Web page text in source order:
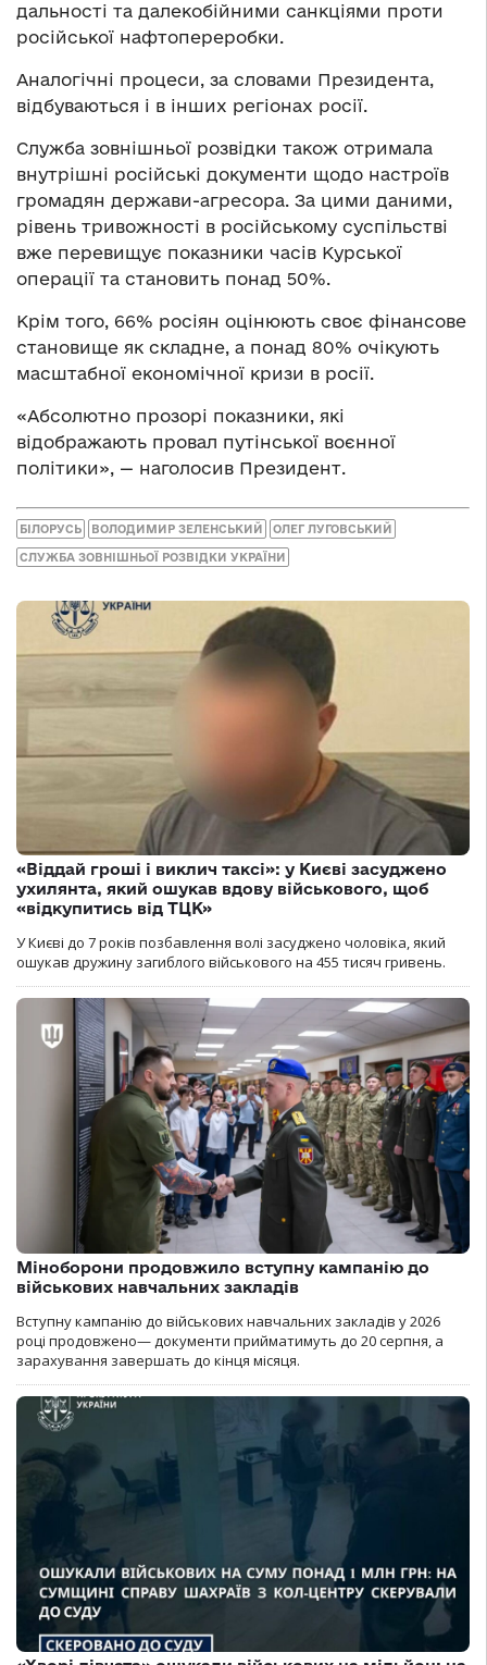
дальності та далекобійними санкціями проти
російської нафтопереробки.
Аналогічні процеси, за словами Президента,
відбуваються і в інших регіонах росії.
Служба зовнішньої розвідки також отримала
внутрішні російські документи щодо настроїв
громадян держави-агресора. За цими даними,
рівень тривожності в російському суспільстві
вже перевищує показники часів Курської
операції та становить понад 50%.
Крім того, 66% росіян оцінюють своє фінансове
становище як складне, а понад 80% очікують
масштабної економічної кризи в росії.
«Абсолютно прозорі показники, які
відображають провал путінської воєнної
політики», — наголосив Президент.
БІЛОРУСЬ ВОЛОДИМИР ЗЕЛЕНСЬКИЙ ОЛЕГ ЛУГОВСЬКИЙ
СЛУЖБА ЗОВНІШНЬОЇ РОЗВІДКИ УКРАЇНИ
«Віддай гроші і виклич таксі»: у Києві засуджено
ухилянта, який ошукав вдову військового, щоб
«відкупитись від ТЦК»
У Києві до 7 років позбавлення волі засуджено чоловіка, який
ошукав дружину загиблого військового на 455 тисяч гривень.
Міноборони продовжило вступну кампанію до
військових навчальних закладів
Вступну кампанію до військових навчальних закладів у 2026
році продовжено— документи прийматимуть до 20 серпня, а
зарахування завершать до кінця місяця.